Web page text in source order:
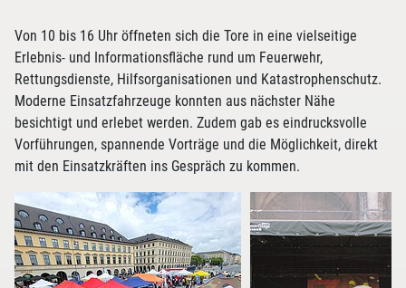
Von 10 bis 16 Uhr öffneten sich die Tore in eine vielseitige
Erlebnis- und Informationsfläche rund um Feuerwehr,
Rettungsdienste, Hilfsorganisationen und Katastrophenschutz.
Moderne Einsatzfahrzeuge konnten aus nächster Nähe
besichtigt und erlebet werden. Zudem gab es eindrucksvolle
Vorführungen, spannende Vorträge und die Möglichkeit, direkt
mit den Einsatzkräften ins Gespräch zu kommen.